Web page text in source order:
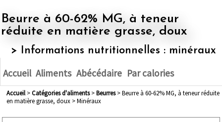
Beurre à 60-62% MG, à teneur
réduite en matière grasse, doux
> Informations nutritionnelles : minéraux
Accueil Aliments Abécédaire Par calories
Accueil> Catégories d'aliments> beurres> Beurre à 60-62% MG, à teneur réduite
en matière grasse, doux > Minéraux